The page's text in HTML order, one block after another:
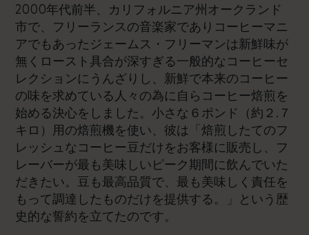
2000年代前半、カリフォルニア州オークランド
市で、フリーランスの音楽家でありコーヒーマニ
アでもあったジェームス・フリーマンは新鮮味が
無くロースト具合が深すぎる一般的なコーヒーセ
レクションにうんざりし、新鮮で本来のコーヒー
の味を求めている人々の為に自らコーヒー焙煎を
始める決心をしました。小さな６ポンド（約２.７
キロ）用の焙煎機を使い、彼は「焙煎したてのフ
レッシュなコーヒー豆だけをお客様に販売し、フ
レーバーが最も美味しいピーク期間に飲んでいた
だきたい。豆も最高品質で、最も美味しく責任を
もって調達したものだけを提供する。」という歴
史的な誓約を立てたのです。